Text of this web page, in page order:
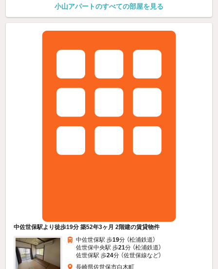
小山アパートのすべての部屋を見る
中佐世保駅より徒歩19分 築52年3ヶ月 2階建の賃貸物件
中佐世保駅 歩19分 （松浦鉄道）
佐世保中央駅 歩21分 （松浦鉄道）
佐世保駅 歩24分 （佐世保線など）
長崎県佐世保市白木町